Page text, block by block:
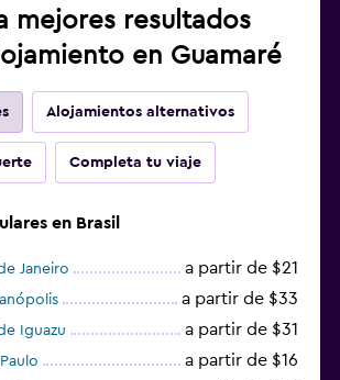
mejores resultados
en Guamaré
Alojamientos alternativos
Completa tu viaje
en Brasil
Janeiro a partir de $21
a partir de $33
Iguazu a partir de $31
a partir de $16